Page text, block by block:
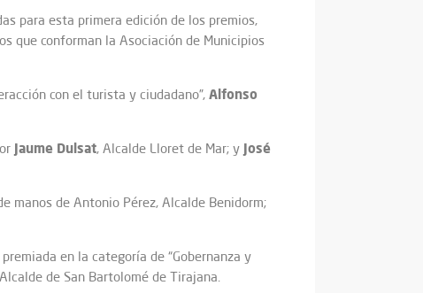
para esta primera edición de los premios,
que conforman la Asociación de Municipios
con el turista y ciudadano”, Alfonso
Jaume Dulsat, Alcalde Lloret de Mar; y José
manos de Antonio Pérez, Alcalde Benidorm;
en la categoría de “Gobernanza y
de San Bartolomé de Tirajana.